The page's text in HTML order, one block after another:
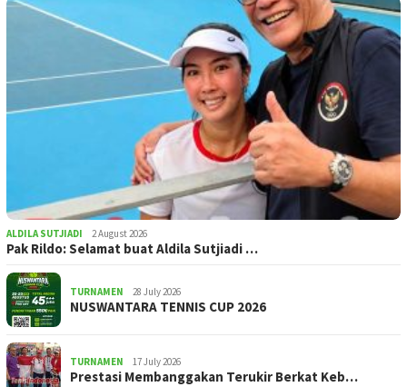
ALDILA SUTJIADI 2 August 2026
Pak Rildo: Selamat buat Aldila Sutjiadi …
TURNAMEN 28 July 2026
NUSWANTARA TENNIS CUP 2026
TURNAMEN 17 July 2026
Prestasi Membanggakan Terukir Berkat Keb…